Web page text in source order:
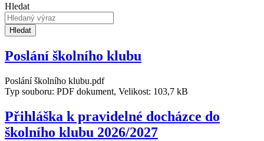
Hledat
Hledat
Poslání školního klubu
Poslání školního klubu.pdf
Typ souboru: PDF dokument, Velikost: 103,7 kB
Přihláška k pravidelné docházce do
školního klubu 2026/2027